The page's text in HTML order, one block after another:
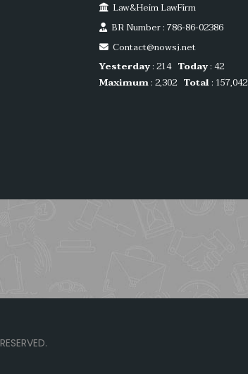
Law&Heim LawFirm
BR Number : 786-86-02386
Contact@nowsj.net
Yesterday: 214 Today: 42
Maximum: 2,302 Total: 157,042